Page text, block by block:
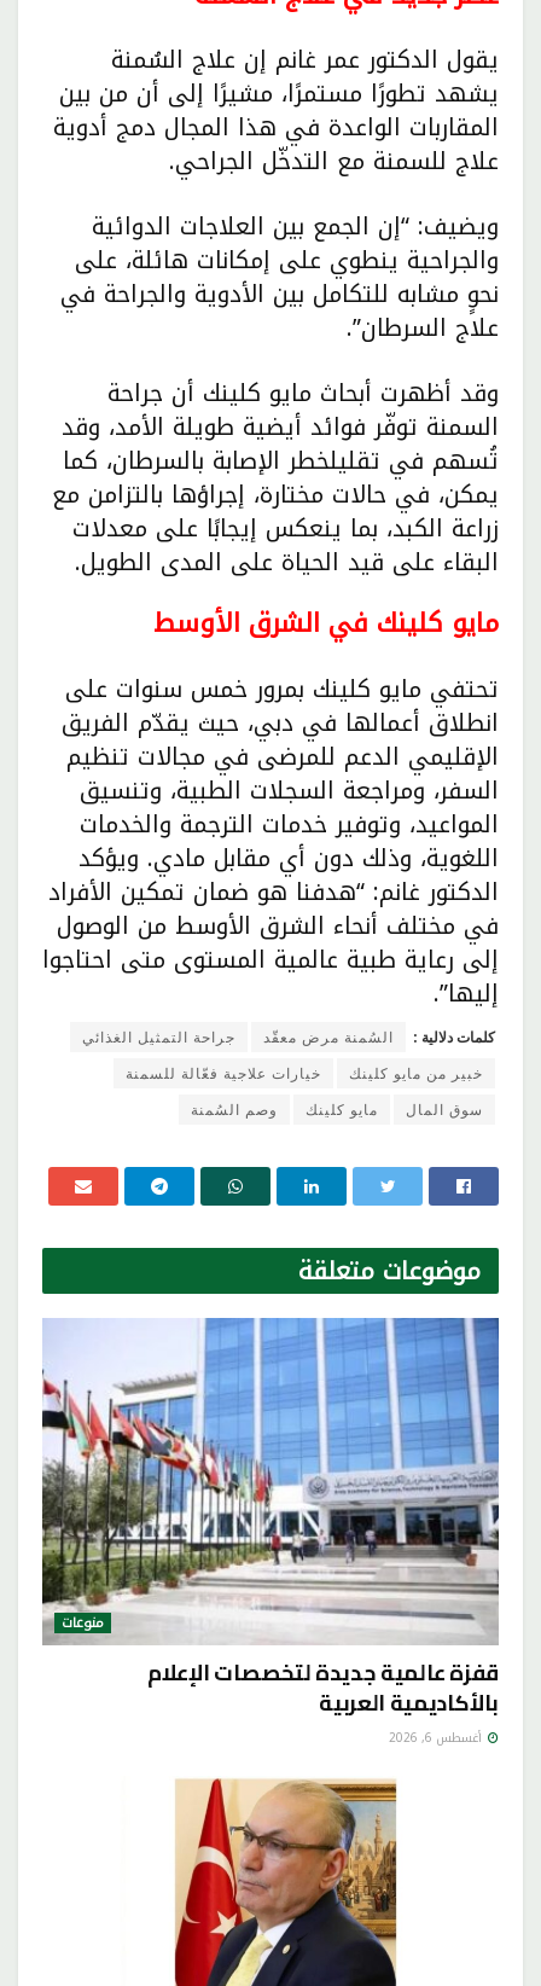
يقول الدكتور عمر غانم إن علاج السُمنة
يشهد تطورًا مستمرًا، مشيرًا إلى أن من بين
المقاربات الواعدة في هذا المجال دمج أدوية
علاج للسمنة مع التدخّل الجراحي.
ويضيف: “إن الجمع بين العلاجات الدوائية
والجراحية ينطوي على إمكانات هائلة، على
نحوٍ مشابه للتكامل بين الأدوية والجراحة في
علاج السرطان”.
وقد أظهرت أبحاث مايو كلينك أن جراحة
السمنة توفّر فوائد أيضية طويلة الأمد، وقد
تُسهم في تقليلخطر الإصابة بالسرطان، كما
يمكن، في حالات مختارة، إجراؤها بالتزامن مع
زراعة الكبد، بما ينعكس إيجابًا على معدلات
البقاء على قيد الحياة على المدى الطويل.
مايو كلينك في الشرق الأوسط
تحتفي مايو كلينك بمرور خمس سنوات على
انطلاق أعمالها في دبي، حيث يقدّم الفريق
الإقليمي الدعم للمرضى في مجالات تنظيم
السفر، ومراجعة السجلات الطبية، وتنسيق
المواعيد، وتوفير خدمات الترجمة والخدمات
اللغوية، وذلك دون أي مقابل مادي. ويؤكد
الدكتور غانم: “هدفنا هو ضمان تمكين الأفراد
في مختلف أنحاء الشرق الأوسط من الوصول
إلى رعاية طبية عالمية المستوى متى احتاجوا
إليها”.
كلمات دلالية : السُمنة مرض معقّد
جراحة التمثيل الغذائي
خبير من مايو كلينك
خيارات علاجية فعّالة للسمنة
سوق المال
مايو كلينك وصم السُمنة
موضوعات متعلقة
منوعات
قفزة عالمية جديدة لتخصصات الإعلام
بالأكاديمية العربية
أغسطس 6, 2026